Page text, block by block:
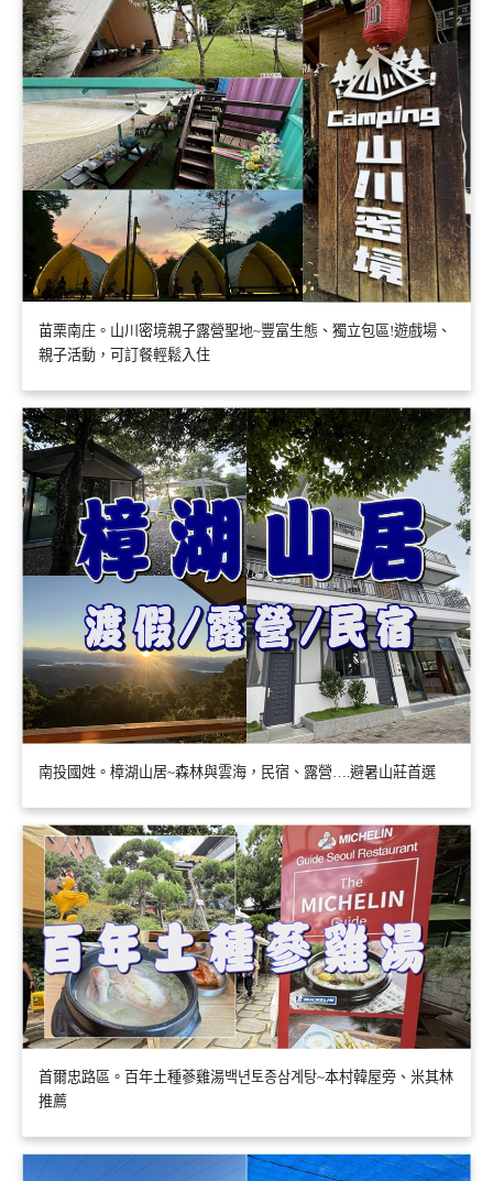
苗栗南庄。山川密境親子露營聖地~豐富生態、獨立包區!遊戲場、
親子活動，可訂餐輕鬆入住
南投國姓。樟湖山居~森林與雲海，民宿、露營….避暑山莊首選
首爾忠路區。百年土種蔘雞湯백년토종삼계탕~本村韓屋旁、米其林
推薦